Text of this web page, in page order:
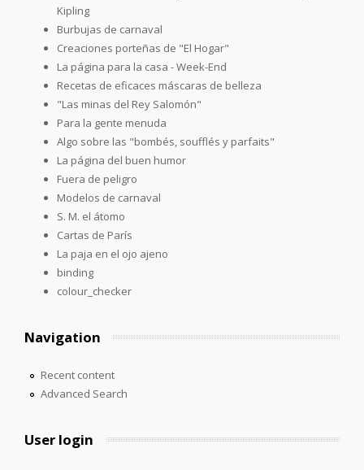
Kipling
Burbujas de carnaval
Creaciones porteñas de "El Hogar"
La página para la casa - Week-End
Recetas de eficaces máscaras de belleza
"Las minas del Rey Salomón"
Para la gente menuda
Algo sobre las "bombés, soufflés y parfaits"
La página del buen humor
Fuera de peligro
Modelos de carnaval
S. M. el átomo
Cartas de París
La paja en el ojo ajeno
binding
colour_checker
Navigation
Recent content
Advanced Search
User login